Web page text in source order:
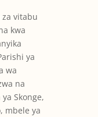
vitabu
kwa
ya
wa
na
Skonge,
mbele ya